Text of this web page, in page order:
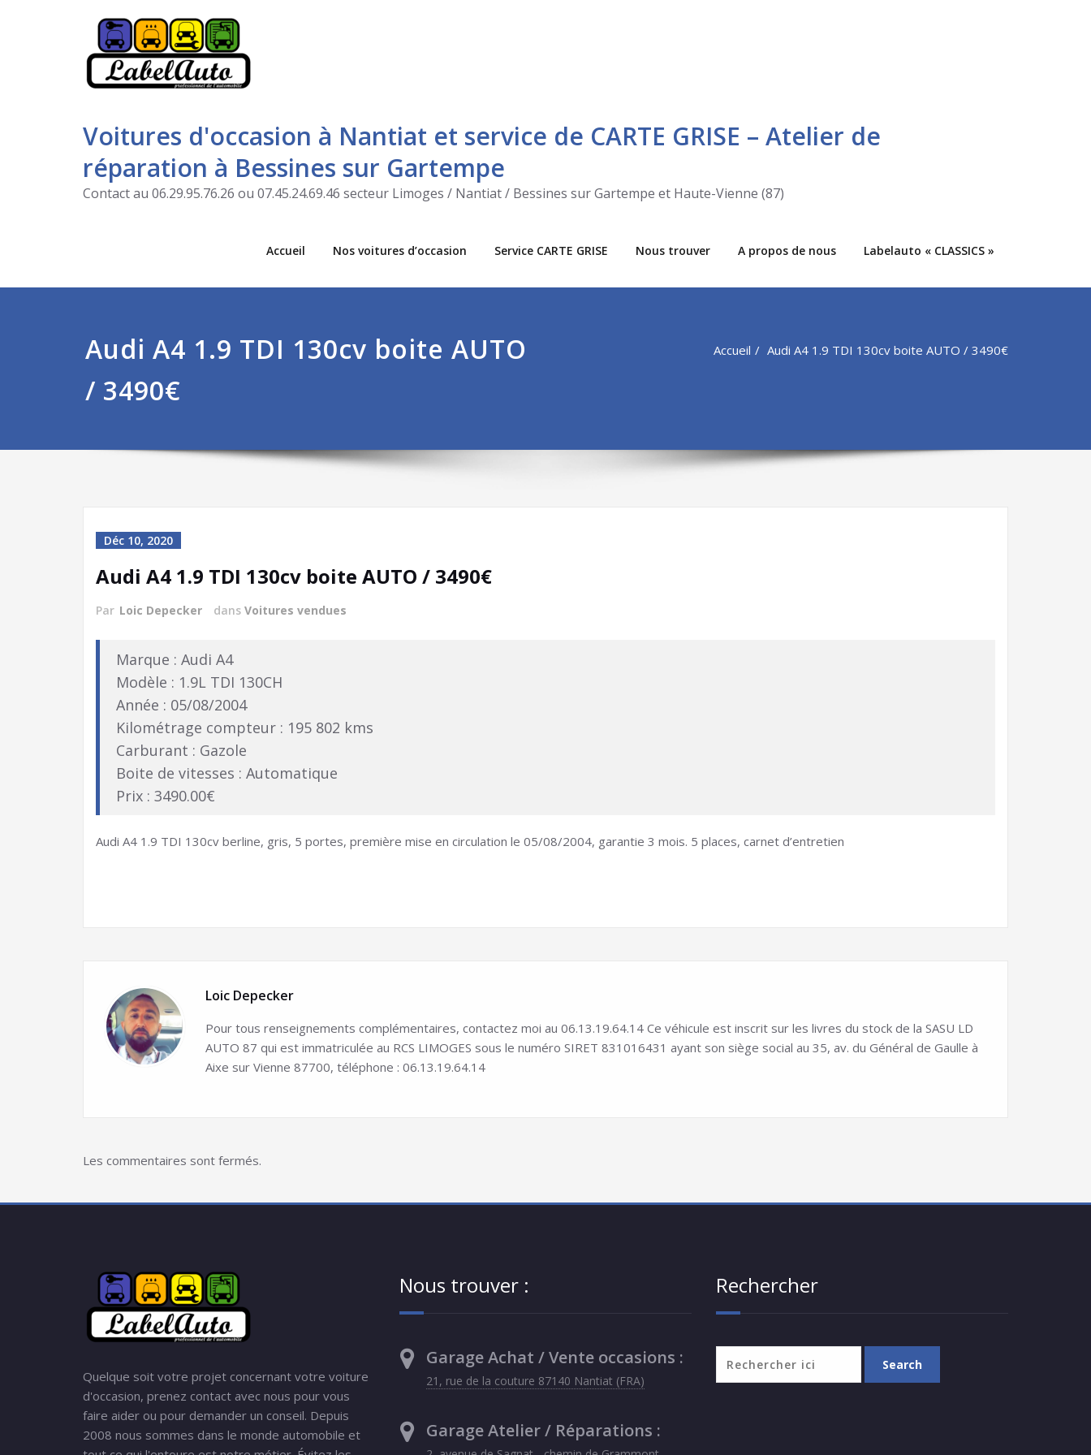
Voitures d'occasion à Nantiat et service de CARTE GRISE – Atelier de
réparation à Bessines sur Gartempe
Contact au 06.29.95.76.26 ou 07.45.24.69.46 secteur Limoges / Nantiat / Bessines sur Gartempe et Haute-Vienne (87)
Accueil Nos voitures d’occasion Service CARTE GRISE Nous trouver A propos de nous Labelauto « CLASSICS »
Audi A4 1.9 TDI 130cv boite AUTO
/ 3490€
Accueil Audi A4 1.9 TDI 130cv boite AUTO / 3490€
Déc 10, 2020
Audi A4 1.9 TDI 130cv boite AUTO / 3490€
Par Loic Depecker dans Voitures vendues
Marque : Audi A4
Modèle : 1.9L TDI 130CH
Année : 05/08/2004
Kilométrage compteur : 195 802 kms
Carburant : Gazole
Boite de vitesses : Automatique
Prix : 3490.00€
Audi A4 1.9 TDI 130cv berline, gris, 5 portes, première mise en circulation le 05/08/2004, garantie 3 mois. 5 places, carnet d’entretien
Loic Depecker
Pour tous renseignements complémentaires, contactez moi au 06.13.19.64.14 Ce véhicule est inscrit sur les livres du stock de la SASU LD
AUTO 87 qui est immatriculée au RCS LIMOGES sous le numéro SIRET 831016431 ayant son siège social au 35, av. du Général de Gaulle à
Aixe sur Vienne 87700, téléphone : 06.13.19.64.14
Les commentaires sont fermés.
Quelque soit votre projet concernant votre voiture
d'occasion, prenez contact avec nous pour vous
faire aider ou pour demander un conseil. Depuis
2008 nous sommes dans le monde automobile et
Nous trouver :
Garage Achat / Vente occasions :
21, rue de la couture 87140 Nantiat (FRA)
Garage Atelier / Réparations :
Rechercher